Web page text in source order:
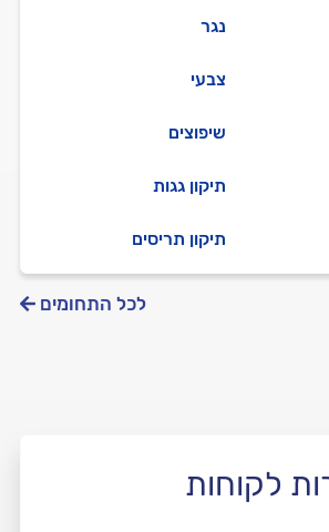
נגר
צבעי
שיפוצים
תיקון גגות
תיקון תריסים
לכל התחומים
לקוחות